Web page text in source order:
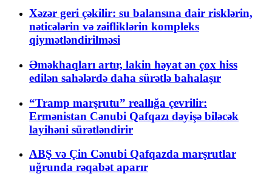
Xəzər geri çəkilir: su balansına dair risklərin,
nəticələrin və zəifliklərin kompleks
qiymətləndirilməsi
Əməkhaqları artır, lakin həyat ən çox hiss
edilən sahələrdə daha sürətlə bahalaşır
“Tramp marşrutu” reallığa çevrilir:
Ermənistan Cənubi Qafqazı dəyişə biləcək
layihəni sürətləndirir
ABŞ və Çin Cənubi Qafqazda marşrutlar
uğrunda rəqabət aparır